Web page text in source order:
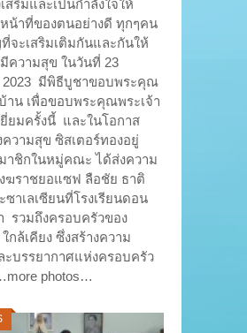
สริมและเป็นกำลังใจให้
น้าที่ของตนอย่างดี ทุกๆคน
จะเสริมเติมกันและกันให้
ความสุข ในวันที่ 23
2023 มีพิธีบูชาขอบพระคุณ
าน เพื่อขอบพระคุณพระเจ้า
ยี่ยมครั้งนี้ และในโอกาส
วามสุข ซิสเตอร์ทองอยู่
าชิกในหมู่คณะ ได้ส่งความ
ฆราชยอแซฟ ลือชัย ธาติ
าเลเซียนที่โรงเรียนดอน
รวมถึงครอบครัวของ
กล้เคียง ซึ่งสร้างความ
ะบรรยากาศแห่งครอบครัว
photos…